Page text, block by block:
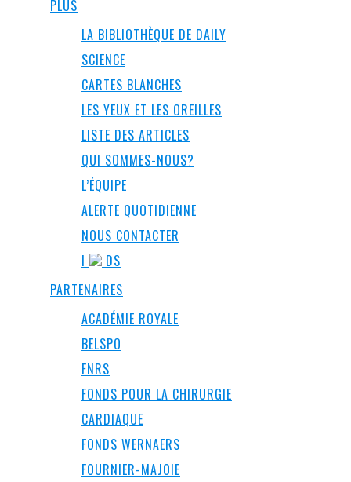
PLUS
LA BIBLIOTHÈQUE DE DAILY
SCIENCE
CARTES BLANCHES
LES YEUX ET LES OREILLES
LISTE DES ARTICLES
QUI SOMMES-NOUS?
L’ÉQUIPE
ALERTE QUOTIDIENNE
NOUS CONTACTER
I
DS
PARTENAIRES
ACADÉMIE ROYALE
BELSPO
FNRS
FONDS POUR LA CHIRURGIE
CARDIAQUE
FONDS WERNAERS
FOURNIER-MAJOIE